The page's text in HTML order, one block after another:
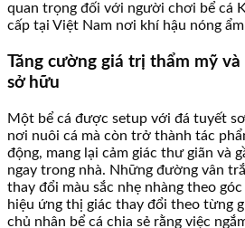
quan trọng đối với người chơi bể cá
cấp tại Việt Nam nơi khí hậu nóng
Tăng cường giá trị thẩm mỹ
sở hữu
Một bể cá được setup với đá tuyết
nơi nuôi cá mà còn trở thành tác
động, mang lại cảm giác thư giãn và
ngay trong nhà. Những đường vân
thay đổi màu sắc nhẹ nhàng theo
hiệu ứng thị giác thay đổi theo từng
chủ nhân bể cá chia sẻ rằng việc